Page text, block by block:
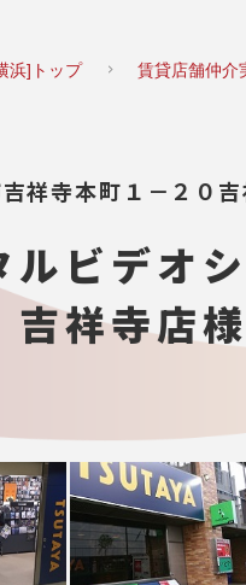
浜]トップ 賃貸店舗仲介
祥寺本町１－２０
ルビデオ
祥寺店様